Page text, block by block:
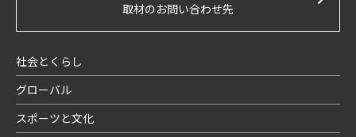
取材のお問い合わせ先
社会とくらし
グローバル
スポーツと文化